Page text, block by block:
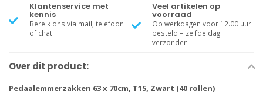
Klantenservice met
kennis
Bereik ons via mail, telefoon
of chat
Veel artikelen op
voorraad
Op werkdagen voor 12.00 uur
besteld = zelfde dag
verzonden
Over dit product:
Pedaalemmerzakken 63 x 70cm, T15, Zwart (40 rollen)